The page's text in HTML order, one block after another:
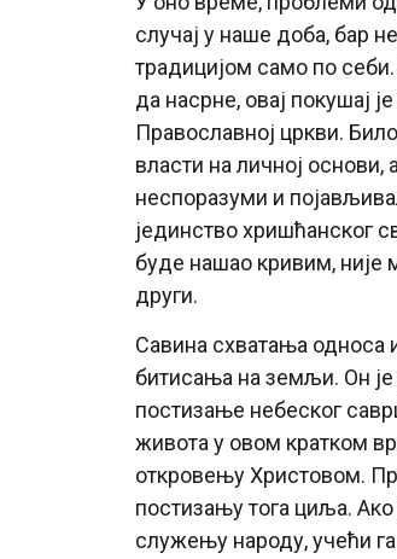
случај у наше доба, бар
традицијом само по
да насрне, овај покушај
Православној цркви.
власти на личној основи,
неспоразуми и
јединство хришћанског
буде нашао кривим, није
други.
Савина схватања
битисања на земљи. Он
постизање небеског
живота у овом кратком
откровењу Христовом.
постизању тога циља.
служењу народу, учећи